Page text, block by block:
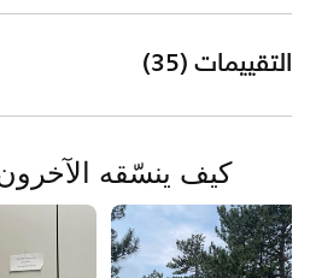
التقييمات (35)